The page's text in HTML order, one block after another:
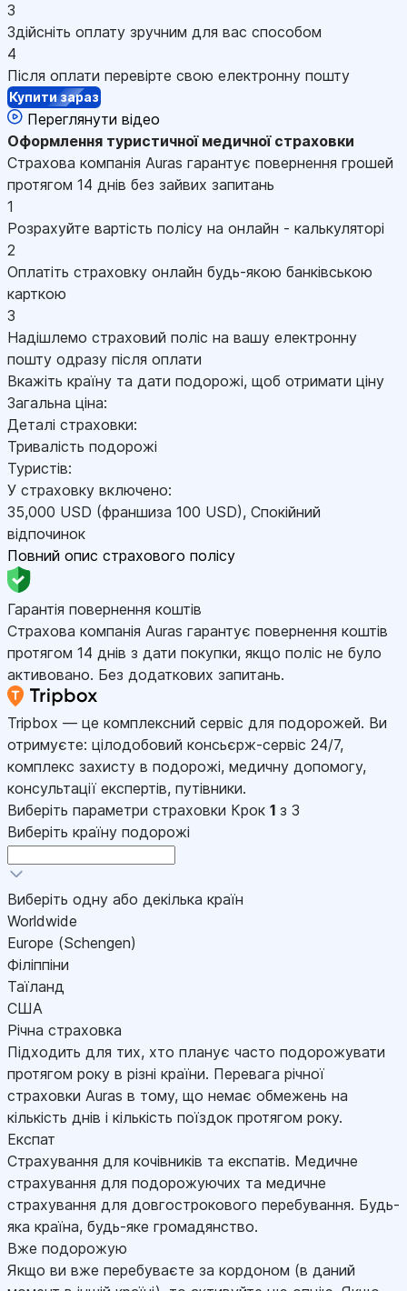
3
Здійсніть оплату зручним для вас способом
4
Після оплати перевірте свою електронну пошту
Купити зараз
Переглянути відео
Оформлення туристичної медичної страховки
Страхова компанія Auras гарантує повернення грошей
протягом 14 днів без зайвих запитань
1
Розрахуйте вартість полісу на онлайн - калькуляторі
2
Оплатіть страховку онлайн будь-якою банківською
карткою
3
Надішлемо страховий поліс на вашу електронну
пошту одразу після оплати
Вкажіть країну та дати подорожі, щоб отримати ціну
Загальна ціна:
Деталі страховки:
Тривалість подорожі
Туристів:
У страховку включено:
35,000 USD (франшиза 100 USD), Спокійний
відпочинок
Повний опис страхового полісу
Гарантія повернення коштів
Страхова компанія Auras гарантує повернення коштів
протягом 14 днів з дати покупки, якщо поліс не було
активовано. Без додаткових запитань.
Tripbox — це комплексний сервіс для подорожей. Ви
отримуєте: цілодобовий консьєрж-сервіс 24/7,
комплекс захисту в подорожі, медичну допомогу,
консультації експертів, путівники.
Виберіть параметри страховки Крок 1 з 3
Виберіть країну подорожі
Виберіть одну або декілька країн
Worldwide
Europe (Schengen)
Філіппіни
Таїланд
США
Річна страховка
Підходить для тих, хто планує часто подорожувати
протягом року в різні країни. Перевага річної
страховки Auras в тому, що немає обмежень на
кількість днів і кількість поїздок протягом року.
Експат
Страхування для кочівників та експатів. Медичне
страхування для подорожуючих та медичне
страхування для довгострокового перебування. Будь-
яка країна, будь-яке громадянство.
Вже подорожую
Якщо ви вже перебуваєте за кордоном (в даний